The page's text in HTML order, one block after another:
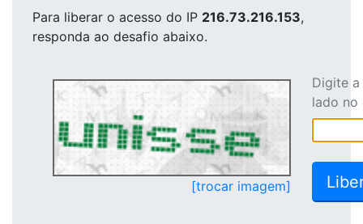
Para liberar o acesso do IP 216.73.216.153,
responda ao desafio abaixo.
[trocar imagem]
Digite
lado no